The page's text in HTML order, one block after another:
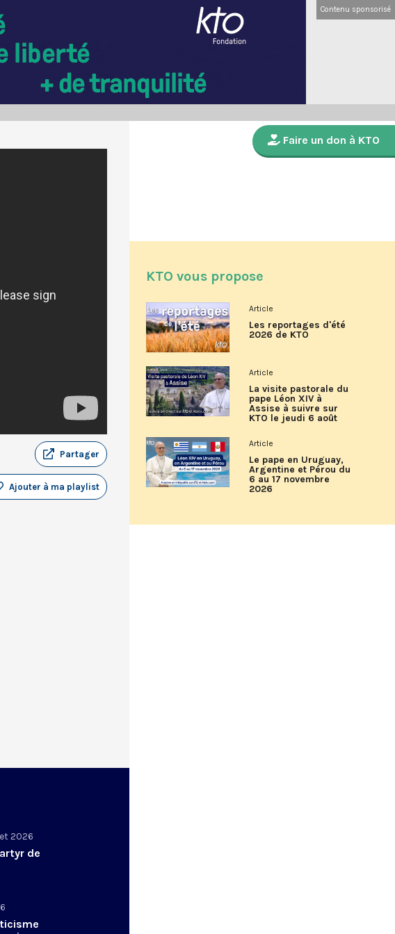
Contenu sponsorisé
Partager
Ajouter à ma playlist
2026
de
Faire un don à KTO
KTO vous propose
Article
Les reportages d'été
2026 de KTO
Article
La visite pastorale du
pape Léon XIV à
Assise à suivre sur
KTO le jeudi 6 août
Article
Le pape en Uruguay,
Argentine et Pérou du
6 au 17 novembre
2026